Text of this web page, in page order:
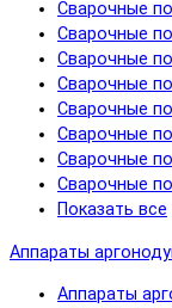
Сварочные
Сварочные
Сварочные
Сварочные
Сварочные
Сварочные
Сварочные
Сварочные
Показать все
Аппараты
Аппараты